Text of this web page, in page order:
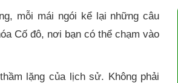
mỗi mái ngói kể lại những câu
Cố đô, nơi bạn có thể chạm vào
lặng của lịch sử. Không phải